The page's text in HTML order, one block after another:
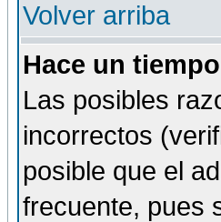
Volver arriba
Hace un
Las posibles
incorrectos
posible que el
frecuente, pues